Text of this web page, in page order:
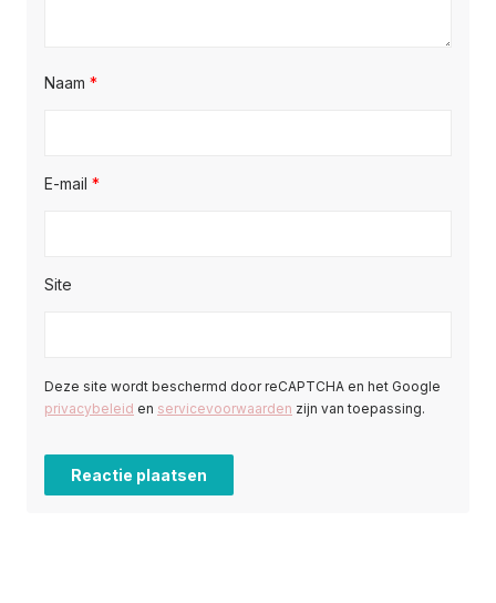
Naam *
E-mail *
Site
Deze site wordt beschermd door reCAPTCHA en het Google
privacybeleid en servicevoorwaarden zijn van toepassing.